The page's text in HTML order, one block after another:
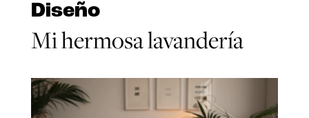
Diseño
Mi hermosa lavandería